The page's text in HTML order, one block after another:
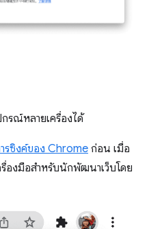
รณ์หลายเครื่องได้
รซิงค์ของ Chrome ก่อน เมื่อ
รื่องมือสำหรับนักพัฒนาเว็บโดย